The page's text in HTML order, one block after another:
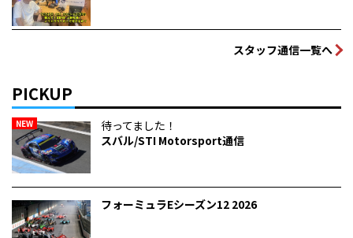
スタッフ通信一覧へ
PICKUP
NEW
待ってました！
スバル/STI Motorsport通信
フォーミュラEシーズン12 2026